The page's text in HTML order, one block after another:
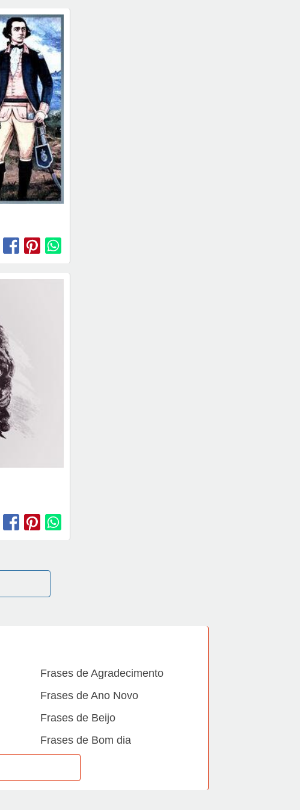
Frases de Agradecimento
Frases de Ano Novo
Frases de Beijo
Frases de Bom dia
Frases de Dia Internacional